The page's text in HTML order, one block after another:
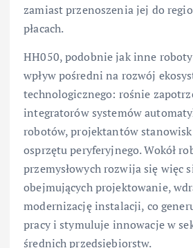
zamiast przenoszenia jej do
płacach.
HH050, podobnie jak inne
wpływ pośredni na rozwój
technologicznego: rośnie
integratorów systemów
robotów, projektantów
osprzętu peryferyjnego. Wokół
przemysłowych rozwija się więc
obejmujących projektowanie,
modernizację instalacji, co
pracy i stymuluje innowacje w
średnich przedsiębiorstw.